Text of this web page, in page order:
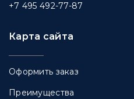
+7 495 492-77-87
Карта сайта
Оформить заказ
Преимущества